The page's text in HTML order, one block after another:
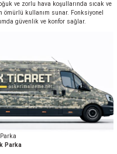
ve zorlu hava koşullarında sıcak ve
ömürlü kullanım sunar. Fonksiyonel
güvenlik ve konfor sağlar.
Parka